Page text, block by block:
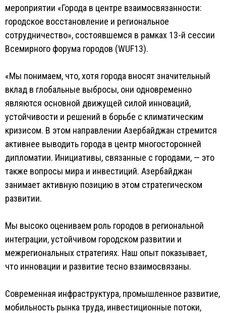
мероприятии «Города в центре взаимосвязанности:
городское восстановление и региональное
сотрудничество», состоявшемся в рамках 13-й сессии
Всемирного форума городов (WUF13).
«Мы понимаем, что, хотя города вносят значительный
вклад в глобальные выбросы, они одновременно
являются основной движущей силой инноваций,
устойчивости и решений в борьбе с климатическим
кризисом. В этом направлении Азербайджан стремится
активнее выводить города в центр многосторонней
дипломатии. Инициативы, связанные с городами, — это
также вопросы мира и инвестиций. Азербайджан
занимает активную позицию в этом стратегическом
развитии.
Мы высоко оцениваем роль городов в региональной
интеграции, устойчивом городском развитии и
межрегиональных стратегиях. Наш опыт показывает,
что инновации и развитие тесно взаимосвязаны.
Современная инфраструктура, промышленное развитие,
мобильность рынка труда, инвестиционные потоки,